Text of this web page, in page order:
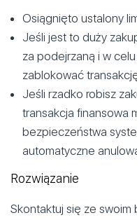
Osiągnięto ustalony
Jeśli jest to duży
za podejrzaną i w
zablokować
Jeśli rzadko robisz
transakcja finansowa
bezpieczeństwa
automatyczne
Rozwiązanie
Skontaktuj się ze swoim